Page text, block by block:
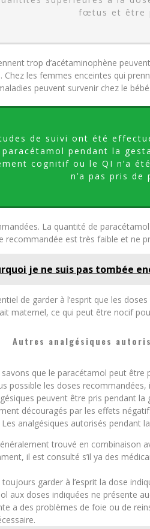
fœtus et être
trop d’acétaminophène
Chez les femmes enceintes qui
peuvent survenir chez le bébé.
de suivi ont été
pendant la
cognitif ou le QI n’a
n’a pas pris de
La quantité de
recommandée est très faible et ne
je ne suis pas tombée
de garder à l’esprit que les
maternel, ce qui peut être nocif
Autres analgésiques
que le paracétamol peut
possible les doses
peuvent être pris pendant
découragés par les effets
Les analgésiques autorisés pendant
trouvé en combinaison
il est consulté s’il ya des
garder à l’esprit la dose
aux doses indiquées ne présente
a des problèmes de foie ou de